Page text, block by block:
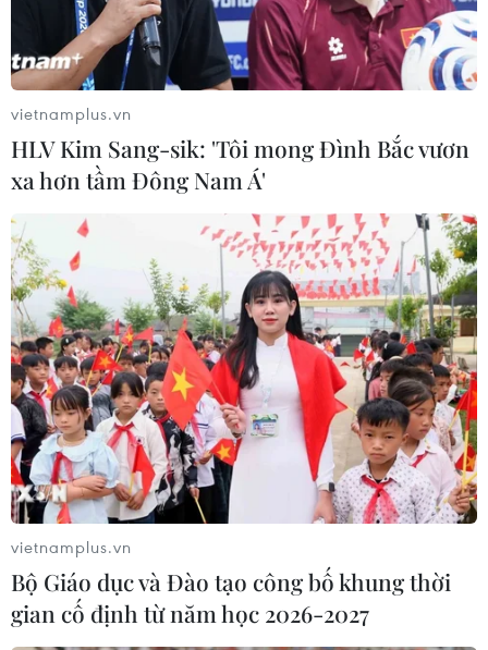
Đắk Lắk: Tai nạn giao thông nghiêm trọng
khiến nhiều người thương vong
06/06/2021 04:37
Bệnh viện Đa khoa thị xã Buôn Hồ đã huy động lực
lượng đến hiện trường để hỗ trợ cấp cứu và phân loại
bệnh nhân nặng, đưa bệnh nhân đi cấp cứu.
vietnamplus.vn
HLV Kim Sang-sik: 'Tôi mong Đình Bắc vươn
xa hơn tầm Đông Nam Á'
vietnamplus.vn
Bộ Giáo dục và Đào tạo công bố khung thời
gian cố định từ năm học 2026-2027